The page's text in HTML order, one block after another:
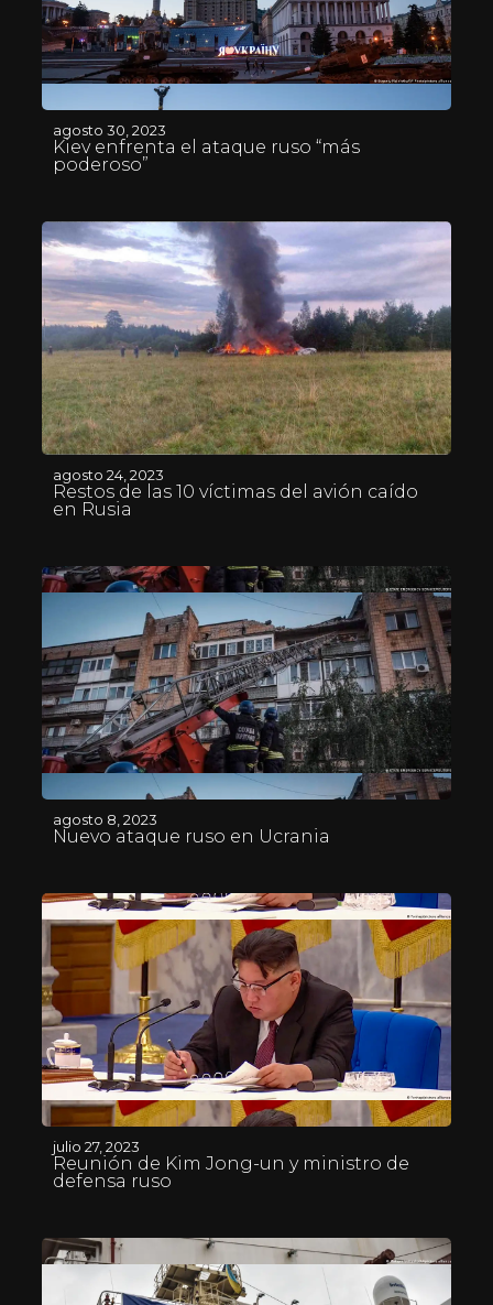
agosto 30, 2023
Kiev enfrenta el ataque ruso “más
poderoso”
agosto 24, 2023
Restos de las 10 víctimas del avión caído
en Rusia
agosto 8, 2023
Nuevo ataque ruso en Ucrania
julio 27, 2023
Reunión de Kim Jong-un y ministro de
defensa ruso